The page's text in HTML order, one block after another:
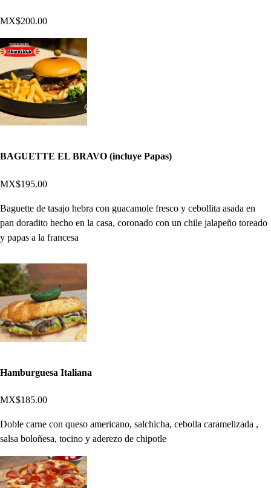
MX$200.00
BAGUETTE EL BRAVO (incluye Papas)
MX$195.00
Baguette de tasajo hebra con guacamole fresco y cebollita asada en
pan doradito hecho en la casa, coronado con un chile jalapeño toreado
y papas a la francesa
Hamburguesa Italiana
MX$185.00
Doble carne con queso americano, salchicha, cebolla caramelizada ,
salsa boloñesa, tocino y aderezo de chipotle